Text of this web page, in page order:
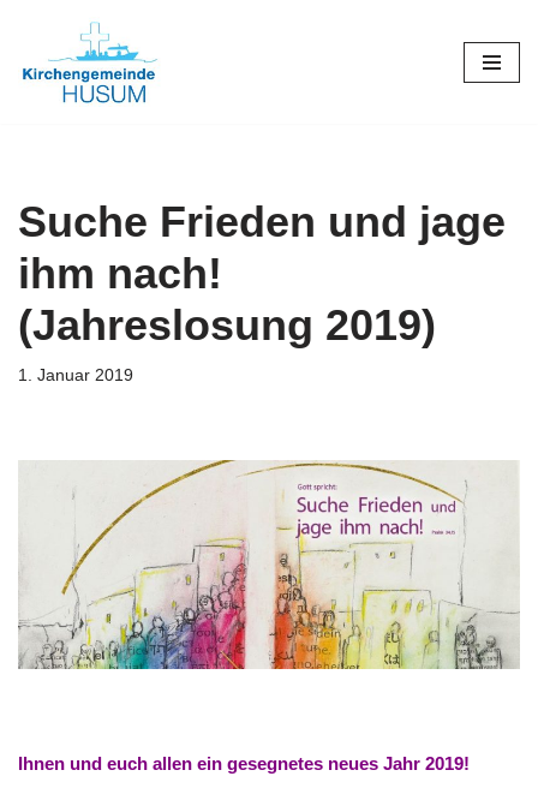
Zum
Suche Frieden und jage
ihm nach!
(Jahreslosung 2019)
1. Januar 2019
Ihnen und euch allen ein gesegnetes neues Jahr 2019!